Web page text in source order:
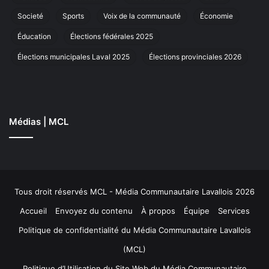
Christian Veilleux
See Full Bio
Publicité sponsorisée par la conseillère municipale de Saint-François et David
Societé Sports Voix de la communauté Économie
Éducation Élections fédérales 2025
Élections municipales Laval 2025 Élections provinciales 2026
Médias | MCL
Tous droit réservés MCL - Média Communautaire Lavallois 2026
Accueil
Envoyez du contenu À propos Équipe
Services
Politique de confidentialité du Média Communautaire Lavallois
(MCL)